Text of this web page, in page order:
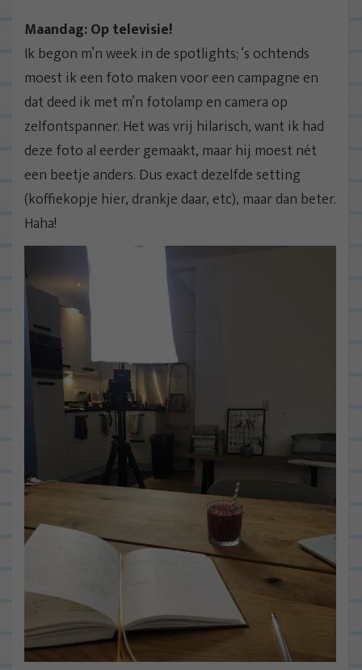
Maandag: Op televisie!
Ik begon m’n week in de spotlights; ‘s ochtends
moest ik een foto maken voor een campagne en
dat deed ik met m’n fotolamp en camera op
zelfontspanner. Het was vrij hilarisch, want ik had
deze foto al eerder gemaakt, maar hij moest nét
een beetje anders. Dus exact dezelfde setting
(koffiekopje hier, drankje daar, etc), maar dan beter.
Haha!